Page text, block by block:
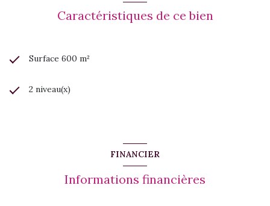
Caractéristiques de ce bien
Surface 600 m²
2 niveau(x)
FINANCIER
Informations financières